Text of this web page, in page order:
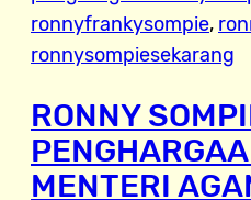
ronnyfrankysompie,
ronnysompiesekarang
RONNY
MENTERI